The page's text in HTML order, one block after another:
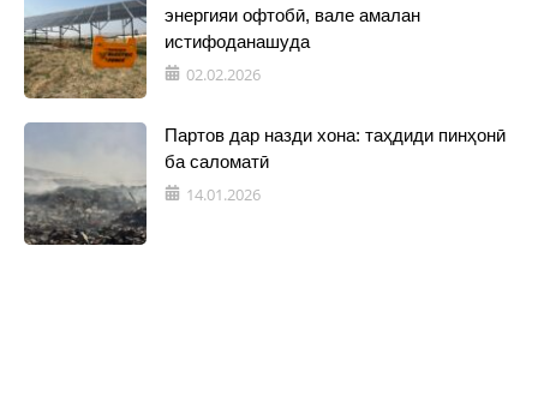
энергияи офтобӣ, вале амалан
истифоданашуда
02.02.2026
Партов дар назди хона: таҳдиди пинҳонӣ
ба саломатӣ
14.01.2026